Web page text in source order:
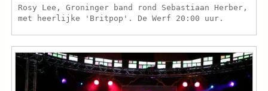
Rosy Lee, Groninger band rond Sebastiaan Herber,
met heerlijke 'Britpop'. De Werf 20:00 uur.